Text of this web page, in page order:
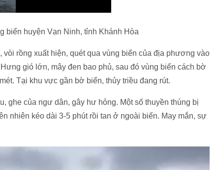
biển huyện Vạn Ninh, tỉnh Khánh Hòa
rồng xuất hiện, quét qua vùng biển của địa phương vào
gió lớn, mây đen bao phủ, sau đó vùng biển cách bờ
Tại khu vực gần bờ biển, thủy triều đang rút.
ghe của ngư dân, gây hư hỏng. Một số thuyền thúng bị
nhiên kéo dài 3-5 phút rồi tan ở ngoài biển. May mắn, sự